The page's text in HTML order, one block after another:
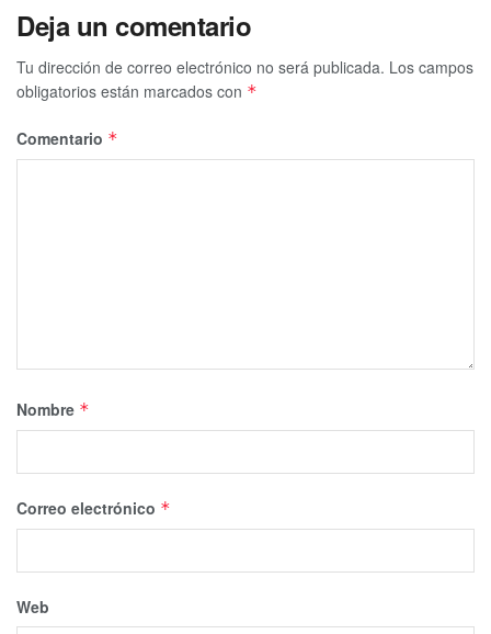
Deja un comentario
Tu dirección de correo electrónico no será publicada. Los campos
obligatorios están marcados con *
Comentario *
Nombre *
Correo electrónico *
Web